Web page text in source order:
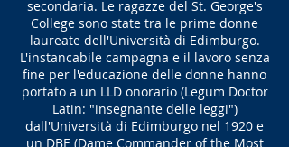
secondaria. Le ragazze del St. George's
College sono state tra le prime donne
laureate dell'Università di Edimburgo.
L'instancabile campagna e il lavoro senza
fine per l'educazione delle donne hanno
portato a un LLD onorario (Legum Doctor
Latin: "insegnante delle leggi")
dall'Università di Edimburgo nel 1920 e
un DBE (Dame Commander of the Most